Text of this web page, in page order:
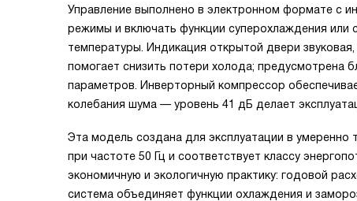
Управление выполнено в электронном формате с
режимы и включать функции суперохлаждения или
температуры. Индикация открытой двери
помогает снизить потери холода; предусмотрена
параметров. Инверторный компрессор
колебания шума — уровень 41 дБ делает
Эта модель создана для эксплуатации в умеренно
при частоте 50 Гц и соответствует классу
экономичную и экологичную практику: годовой
система объединяет функции охлаждения и